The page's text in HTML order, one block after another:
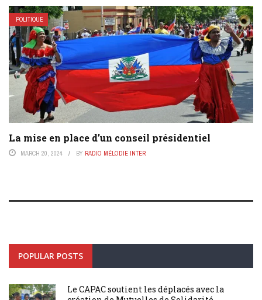
POLITIQUE
La mise en place d’un conseil présidentiel
MARCH 20, 2024 BY RADIO MÉLODIE INTER
POPULAR POSTS
Le CAPAC soutient les déplacés avec la